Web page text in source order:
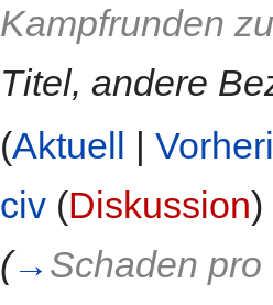
Kampfrunden
Titel, andere
(Aktuell |
civ (Diskussion)
(→ Schaden